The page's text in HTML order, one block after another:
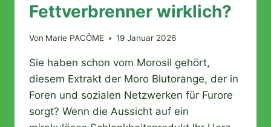
Fettverbrenner wirklich?
Von Marie PACÔME 19 Januar 2026
Sie haben schon vom Morosil gehört,
diesem Extrakt der Moro Blutorange, der in
Foren und sozialen Netzwerken für Furore
sorgt? Wenn die Aussicht auf ein